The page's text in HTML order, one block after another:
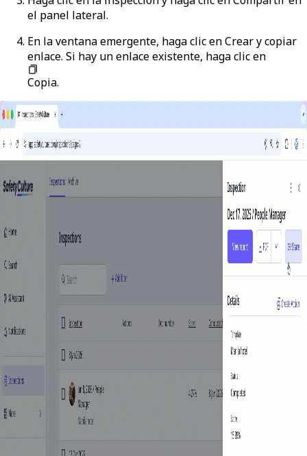
el panel lateral.
En la ventana emergente, haga clic enCrear y copiar
enlace. Si hay un enlace existente, haga clic en
Copia.